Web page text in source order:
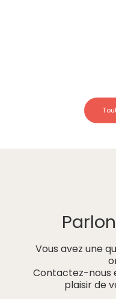
Vous avez une
Contactez-nous
plaisir de